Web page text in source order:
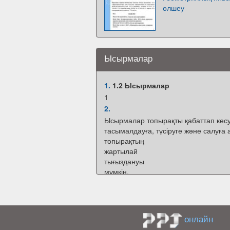
өлшеу
Ысырмалар
1. 1.2 Ысырмалар
1
2.
Ысырмалар топырақты қабаттап
тасымалдауға, түсіруге және
топырақтың
жартылай
тығыздануы
мүмкін.
беріктігінің төртінші
гидроцилиндрі, 4 – ысырма
органы, 7 – артқы қабырғасы, 8 –
онлайн